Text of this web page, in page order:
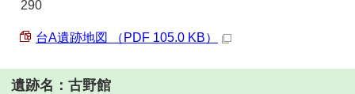
290
台A遺跡地図 （PDF 105.0 KB）
遺跡名：古野館